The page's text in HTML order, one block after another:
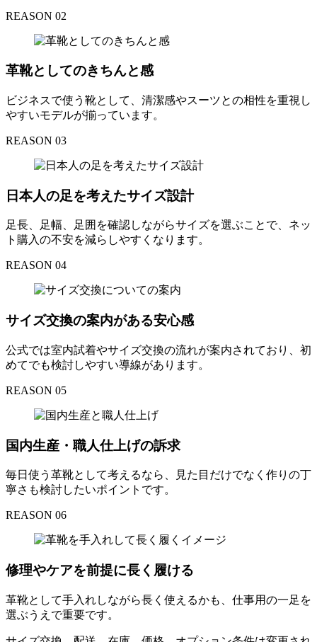
REASON 02
革靴としてのきちんと感
ビジネスで使う靴として、清潔感やスーツとの相性を重視し
やすいモデルが揃っています。
REASON 03
日本人の足を考えたサイズ設計
足長、足幅、足囲を確認しながらサイズを選ぶことで、ネッ
ト購入の不安を減らしやすくなります。
REASON 04
サイズ交換の案内がある安心感
公式では室内試着やサイズ交換の流れが案内されており、初
めてでも検討しやすい導線があります。
REASON 05
国内生産・職人仕上げの訴求
毎日使う革靴として考えるなら、見た目だけでなく作りの丁
寧さも検討したいポイントです。
REASON 06
修理やケアを前提に長く履ける
革靴として手入れしながら長く使えるかも、仕事用の一足を
選ぶうえで重要です。